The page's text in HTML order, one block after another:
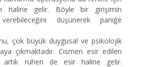
haline gelir. Böyle bir girişimin
düşünerek paniğe
çok büyük duygusal ve psikolojik
çıkmaktadır. Cismen esir edilen
ruhen de esir haline gelir.